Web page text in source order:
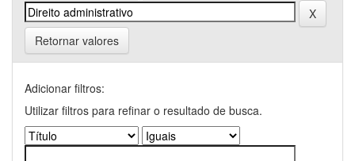
Retornar valores
Adicionar filtros:
Utilizar filtros para refinar o resultado de busca.